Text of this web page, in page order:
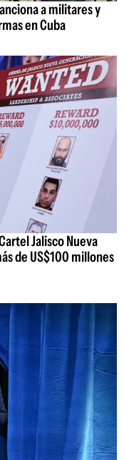
a militares y
en Cuba
Jalisco Nueva
de US$100 millones